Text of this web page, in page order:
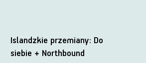
Islandzkie przemiany: Do
siebie + Northbound